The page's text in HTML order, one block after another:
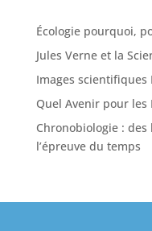
Écologie pourquoi,
Jules Verne et la
Images scientifiques
Quel Avenir pour les
Chronobiologie :
l’épreuve du temps